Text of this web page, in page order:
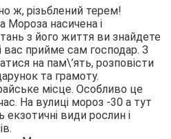
ж, різьблений терем!
Мороза насичена і
з його життя ви знайдете
вас прийме сам господар. З
на пам\’ять, розповісти
та грамоту.
місце. Особливо це
На вулиці мороз -30 а тут
види рослин і